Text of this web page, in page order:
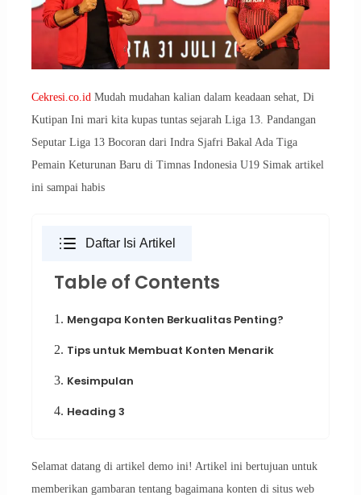
Cekresi.co.idMudah mudahan kalian dalam keadaan sehat, Di
Kutipan Ini mari kita kupas tuntas sejarah Liga 13. Pandangan
Seputar Liga 13 Bocoran dari Indra Sjafri Bakal Ada Tiga
Pemain Keturunan Baru di Timnas Indonesia U19 Simak artikel
ini sampai habis
Daftar Isi Artikel
Table of Contents
1. Mengapa Konten Berkualitas Penting?
2. Tips untuk Membuat Konten Menarik
3. Kesimpulan
4. Heading 3
Selamat datang di artikel demo ini! Artikel ini bertujuan untuk
memberikan gambaran tentang bagaimana konten di situs web